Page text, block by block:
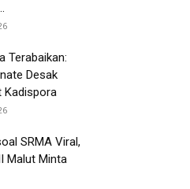
Terabaikan:
Desak
Kadispora
SRMA Viral,
Malut Minta